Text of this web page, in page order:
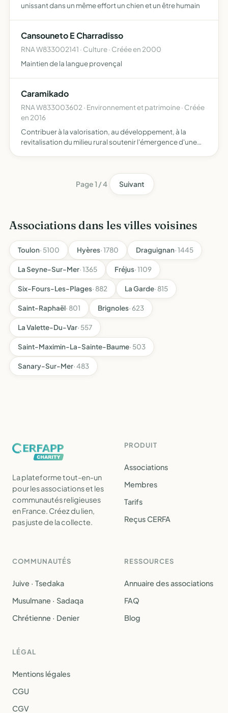
unissant dans un même effort un chien et un être humain
Cansouneto E Charradisso
RNA W833002141 · Culture · Créée en 2000
Maintien de la langue provençal
Caramikado
RNA W833003602 · Environnement et patrimoine · Créée
en 2016
Contribuer à la valorisation, au développement, à la
revitalisation du milieu rural soutenir l'émergence d'une
Page 1 / 4 Suivant
Associations dans les villes voisines
Toulon· 5100 Hyères· 1780 Draguignan· 1445
La Seyne-Sur-Mer· 1365 Fréjus· 1109
Six-Fours-Les-Plages· 882 La Garde· 815
Saint-Raphaël· 801 Brignoles· 623
La Valette-Du-Var· 557
Saint-Maximin-La-Sainte-Baume· 503
Sanary-Sur-Mer· 483
La plateforme tout-en-un
pour les associations et les
communautés religieuses
en France. Créez du lien,
pas juste de la collecte.
PRODUIT
Associations
Membres
Tarifs
Reçus CERFA
COMMUNAUTÉS
Juive · Tsedaka
Musulmane · Sadaqa
Chrétienne · Denier
RESSOURCES
Annuaire des associations
FAQ
Blog
LÉGAL
Mentions légales
CGU
CGV